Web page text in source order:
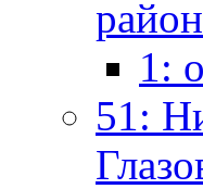
1:
51: